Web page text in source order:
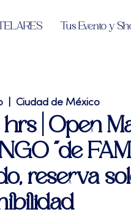
Tus Evento y
Ciudad de México
| Open
"de
reserva